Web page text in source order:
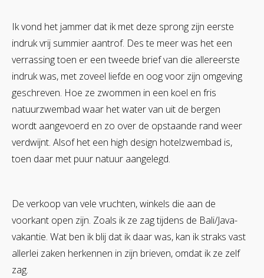
Ik vond het jammer dat ik met deze sprong zijn eerste
indruk vrij summier aantrof. Des te meer was het een
verrassing toen er een tweede brief van die allereerste
indruk was, met zoveel liefde en oog voor zijn omgeving
geschreven. Hoe ze zwommen in een koel en fris
natuurzwembad waar het water van uit de bergen
wordt aangevoerd en zo over de opstaande rand weer
verdwijnt. Alsof het een high design hotelzwembad is,
toen daar met puur natuur aangelegd.
De verkoop van vele vruchten, winkels die aan de
voorkant open zijn. Zoals ik ze zag tijdens de Bali/Java-
vakantie. Wat ben ik blij dat ik daar was, kan ik straks vast
allerlei zaken herkennen in zijn brieven, omdat ik ze zelf
zag.